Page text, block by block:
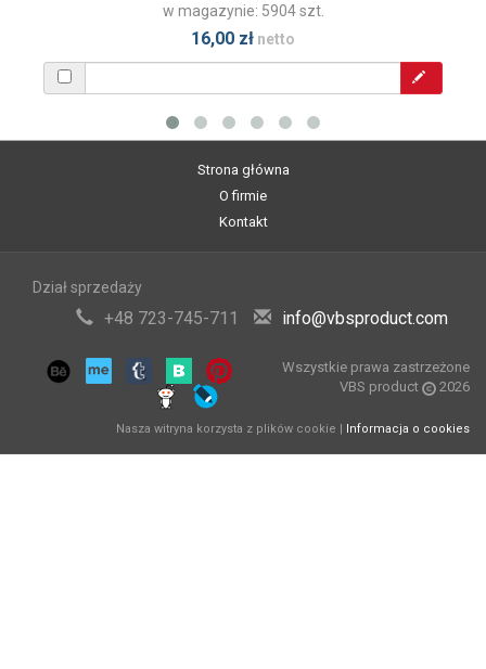
w magazynie: 5904 szt.
16,00 zł netto
Strona główna
O firmie
Kontakt
Dział sprzedaży
+48 723-745-711 info@vbsproduct.com
Wszystkie prawa zastrzeżone
VBS product
2026
Nasza witryna korzysta z plików cookie | Informacja o cookies